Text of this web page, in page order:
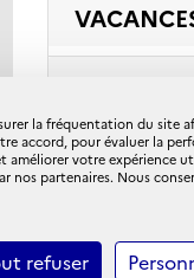
la fréquentation du site
accord, pour évaluer la
améliorer votre expérience
nos partenaires. Nous
refuser